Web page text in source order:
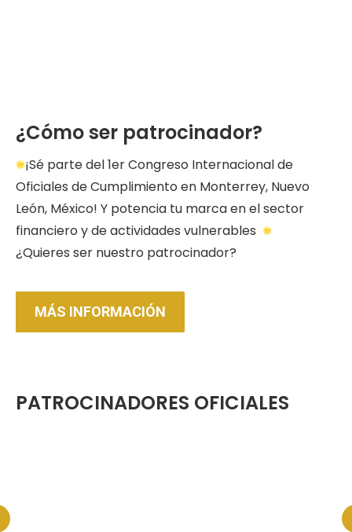
¿Cómo ser patrocinador?
¡Sé parte del 1er Congreso Internacional de
Oficiales de Cumplimiento en Monterrey, Nuevo
León, México! Y potencia tu marca en el sector
financiero y de actividades vulnerables
¿Quieres ser nuestro patrocinador?
MÁS INFORMACIÓN
PATROCINADORES OFICIALES